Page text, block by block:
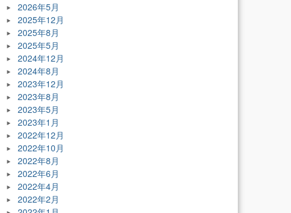
2026年5月
2025年12月
2025年8月
2025年5月
2024年12月
2024年8月
2023年12月
2023年8月
2023年5月
2023年1月
2022年12月
2022年10月
2022年8月
2022年6月
2022年4月
2022年2月